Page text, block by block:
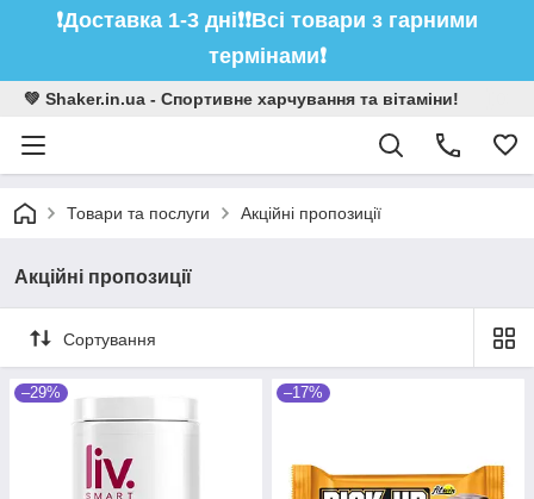
❗️Доставка 1-3 дні❗️❗️Всі товари з гарними
термінами❗️
💚 Shaker.in.ua - Спортивне харчування та вітаміни!
Товари та послуги Акційні пропозиції
Акційні пропозиції
Сортування
–29% –17%